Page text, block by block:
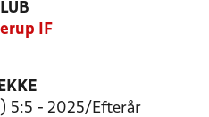
IF
5:5 - 2025/Efterår